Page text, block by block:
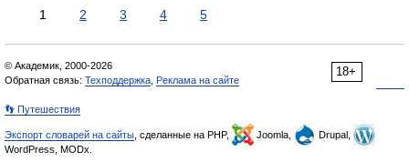
1 2 3 4 5
18+
© Академик, 2000-2026
Обратная связь: Техподдержка Реклама на сайте
👣 Путешествия
Экспорт словарей на сайты , сделанные на PHP, Joomla,
Drupal,
WordPress, MODx.